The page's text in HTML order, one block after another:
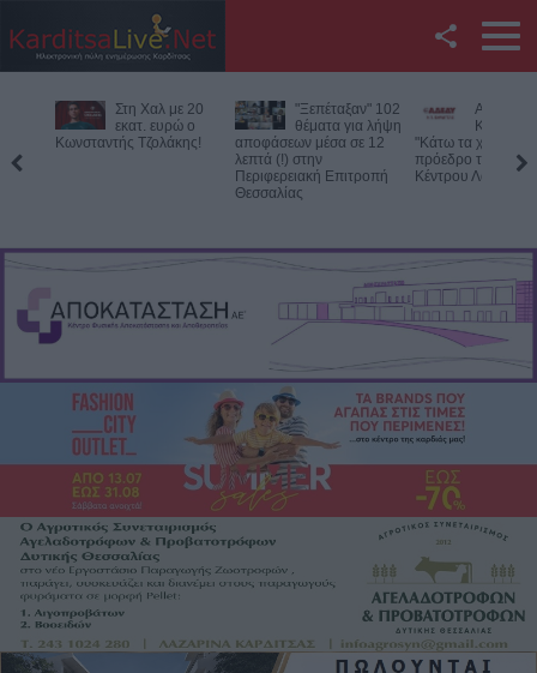
Twitter
YouTube
RSS
Επικοινωνία με το
KarditsaLive.Net
"Ξεπέταξαν" 102
θέματα για λήψη
αποφάσεων μέσα σε 12
ΑΔΕΔΥ
Καρδίτσας:
"Κάτω τα χέρια από τον
πρόεδρο του Εργατικού
Κέντρου Λάρισας!"
Κριάρι
σοβαρά
ηλικιωμένη σε
Τρικάλων